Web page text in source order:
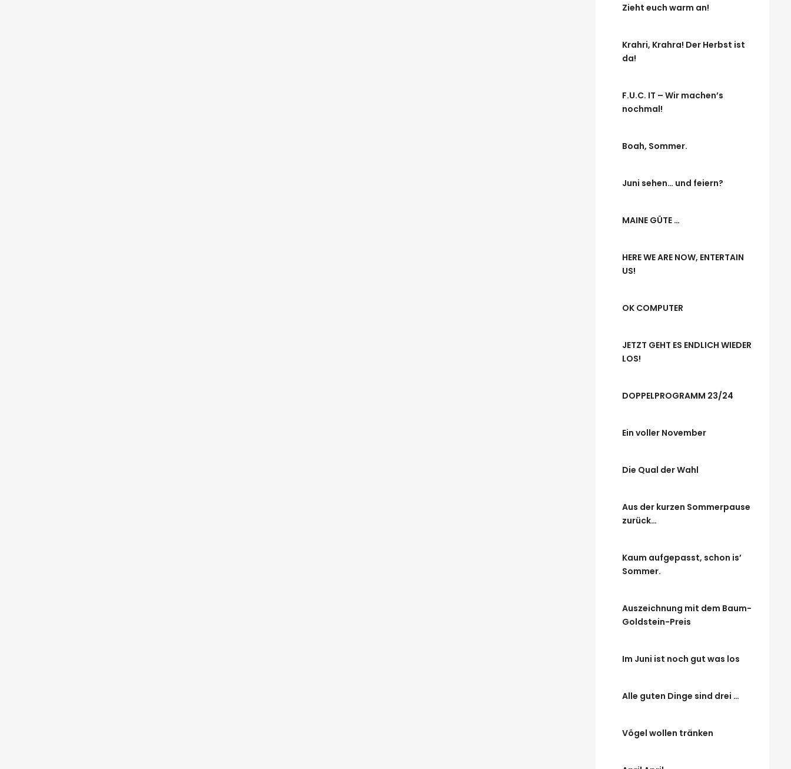
Zieht euch warm an!
Krahri, Krahra! Der Herbst ist
da!
F.U.C. IT – Wir machen’s
nochmal!
Boah, Sommer.
Juni sehen… und feiern?
MAINE GÜTE …
HERE WE ARE NOW, ENTERTAIN
US!
OK COMPUTER
JETZT GEHT ES ENDLICH WIEDER
LOS!
DOPPELPROGRAMM 23/24
Ein voller November
Die Qual der Wahl
Aus der kurzen Sommerpause
zurück…
Kaum aufgepasst, schon is’
Sommer.
Auszeichnung mit dem Baum-
Goldstein-Preis
Im Juni ist noch gut was los
Alle guten Dinge sind drei …
Vögel wollen tränken